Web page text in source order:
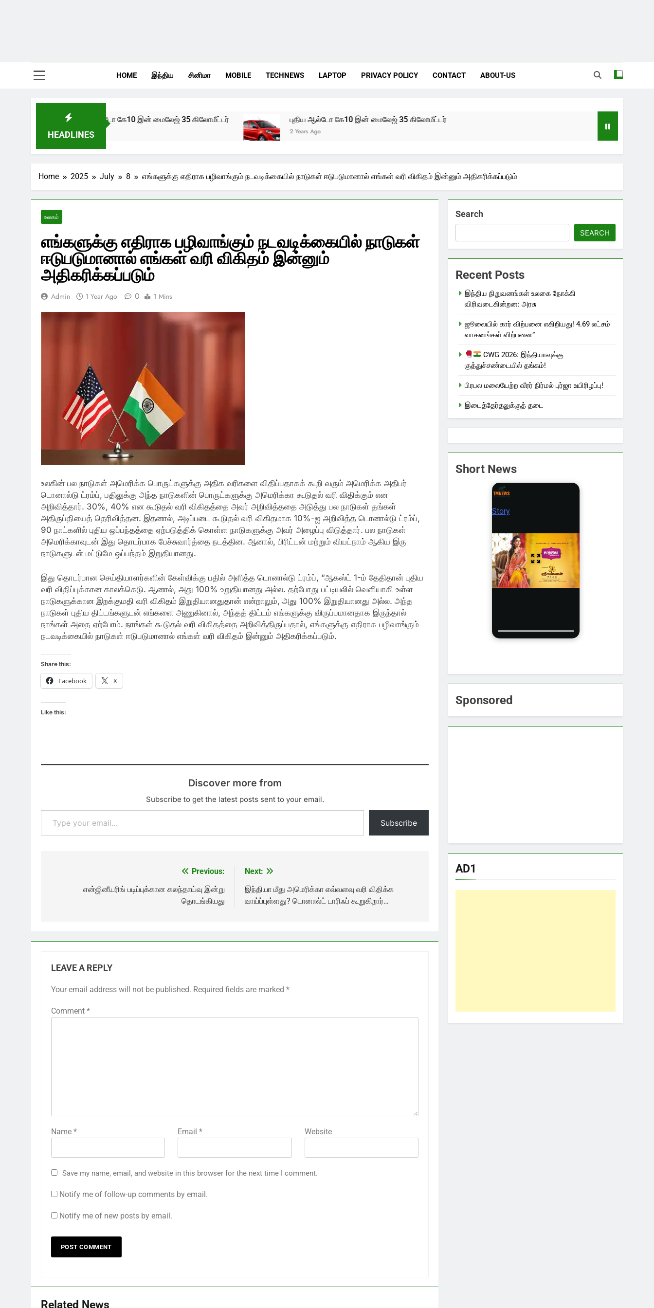
HOME இந்திய சினிமா MOBILE TECHNEWS LAPTOP PRIVACY POLICY CONTACT ABOUT-US
HEADLINES
புதிய ஆல்டோ கே10 இன் மைலேஜ் 35 கிலோமீட்டர்
2 Years Ago
புதிய ஆல்டோ கே10 இன் மைலேஜ் 35 கிலோமீட்டர்
2 Years Ago
Home 2025 July 8 எங்களுக்கு எதிராக பழிவாங்கும் நடவடிக்கையில் நாடுகள் ஈடுபடுமானால் எங்கள் வரி விகிதம் இன்னும் அதிகரிக்கப்படும்
உலகம்
எங்களுக்கு எதிராக பழிவாங்கும் நடவடிக்கையில் நாடுகள்
ஈடுபடுமானால் எங்கள் வரி விகிதம் இன்னும்
அதிகரிக்கப்படும்
Admin 1 Year Ago 0 1 Mins
உலகின் பல நாடுகள் அமெரிக்க பொருட்களுக்கு அதிக வரிகளை விதிப்பதாகக் கூறி வரும் அமெரிக்க அதிபர்
டொனால்டு ட்ரம்ப், பதிலுக்கு அந்த நாடுகளின் பொருட்களுக்கு அமெரிக்கா கூடுதல் வரி விதிக்கும் என
அறிவித்தார். 30%, 40% என கூடுதல் வரி விகிதத்தை அவர் அறிவித்ததை அடுத்து பல நாடுகள் தங்கள்
அதிருப்தியைத் தெரிவித்தன. இதனால், அடிப்படை கூடுதல் வரி விகிதமாக 10%-ஐ அறிவித்த டொனால்டு ட்ரம்ப்,
90 நாட்களில் புதிய ஒப்பந்தத்தை ஏற்படுத்திக் கொள்ள நாடுகளுக்கு அவர் அழைப்பு விடுத்தார். பல நாடுகள்
அமெரிக்காவுடன் இது தொடர்பாக பேச்சுவார்த்தை நடத்தின. ஆனால், பிரிட்டன் மற்றும் வியட்நாம் ஆகிய இரு
நாடுகளுடன் மட்டுமே ஒப்பந்தம் இறுதியானது.
இது தொடர்பான செய்தியாளர்களின் கேள்விக்கு பதில் அளித்த டொனால்டு ட்ரம்ப், “ஆகஸ்ட் 1-ம் தேதிதான் புதிய
வரி விதிப்புக்கான காலக்கெடு. ஆனால், அது 100% உறுதியானது அல்ல. தற்போது பட்டியலில் வெளியாகி உள்ள
நாடுகளுக்கான இறக்குமதி வரி விகிதம் இறுதியானதுதான் என்றாலும், அது 100% இறுதியானது அல்ல. அந்த
நாடுகள் புதிய திட்டங்களுடன் எங்களை அணுகினால், அந்தத் திட்டம் எங்களுக்கு விருப்பமானதாக இருந்தால்
நாங்கள் அதை ஏற்போம். நாங்கள் கூடுதல் வரி விகிதத்தை அறிவித்திருப்பதால், எங்களுக்கு எதிராக பழிவாங்கும்
நடவடிக்கையில் நாடுகள் ஈடுபடுமானால் எங்கள் வரி விகிதம் இன்னும் அதிகரிக்கப்படும்.
Share this:
Facebook X
Like this:
Discover more from
Subscribe to get the latest posts sent to your email.
Type your email…
Subscribe
navigation
Previous:
என்ஜினீயரிங் படிப்புக்கான கலந்தாய்வு இன்று
தொடங்கியது
Next:
இந்தியா மீது அமெரிக்கா எவ்வளவு வரி விதிக்க
வாய்ப்புள்ளது? டொனால்ட் டாரிஃப் கூறுகிறார்…
LEAVE A REPLY
Your email address will not be published. Required fields are marked *
Comment *
Name * Email* Website
Save my name, email, and website in this browser for the next time I comment.
Notify me of follow-up comments by email.
Notify me of new posts by email.
Related News
Search
SEARCH
Recent Posts
இந்திய நிறுவனங்கள் உலகை நோக்கி
விரிவடைகின்றன: அரசு
ஜூலையில் கார் விற்பனை எகிறியது! 4.69 லட்சம்
வாகனங்கள் விற்பனை”
CWG 2026: இந்தியாவுக்கு
குத்துச்சண்டையில் தங்கம்!
பிரபல மலையேற்ற வீரர் நிர்மல் புர்ஜா உயிரிழப்பு!
இடைத்தேர்தலுக்குத் தடை
Short News
Story
Sponsored
AD1